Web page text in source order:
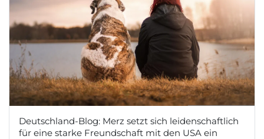
Deutschland-Blog: Merz setzt sich leidenschaftlich
für eine starke Freundschaft mit den USA ein